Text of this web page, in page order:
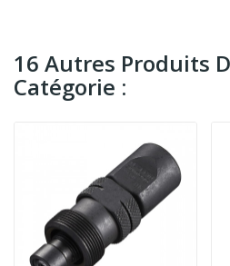
16 Autres Produits
Catégorie :